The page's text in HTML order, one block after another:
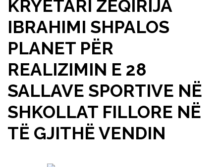
KRYETARI ZEQIRIJA
IBRAHIMI SHPALOS
PLANET PËR
REALIZIMIN E 28
SALLAVE SPORTIVE NË
SHKOLLAT FILLORE NË
TË GJITHË VENDIN